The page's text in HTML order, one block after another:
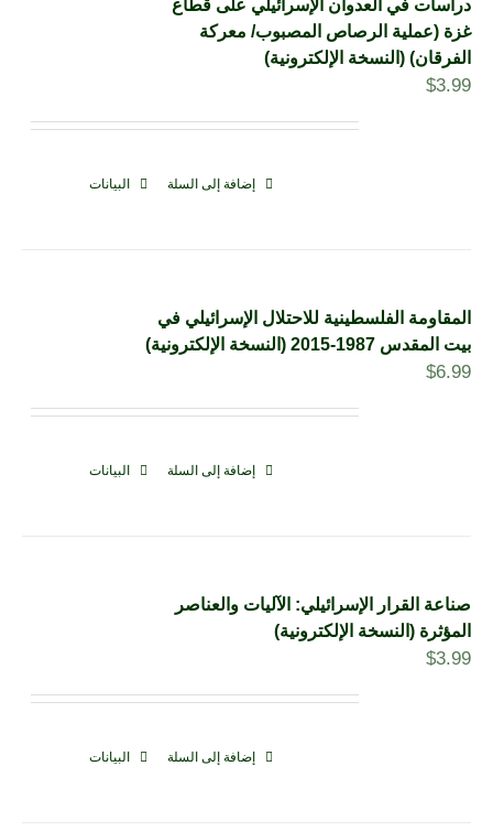
دراسات في العدوان الإسرائيلي على قطاع
غزة (عملية الرصاص المصبوب/ معركة
الفرقان) (النسخة الإلكترونية)
$3.99
إضافة إلى السلة البيانات
المقاومة الفلسطينية للاحتلال الإسرائيلي في
بيت المقدس 1987-2015 (النسخة الإلكترونية)
$6.99
إضافة إلى السلة البيانات
صناعة القرار الإسرائيلي: الآليات والعناصر
المؤثرة (النسخة الإلكترونية)
$3.99
إضافة إلى السلة البيانات